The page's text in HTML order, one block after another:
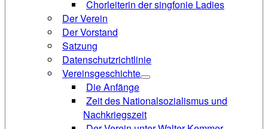
Chorleiterin der singfonie Ladies
Der Verein
Der Vorstand
Satzung
Datenschutzrichtlinie
Vereinsgeschichte
Die Anfänge
Zeit des Nationalsozialismus und
Nachkriegszeit